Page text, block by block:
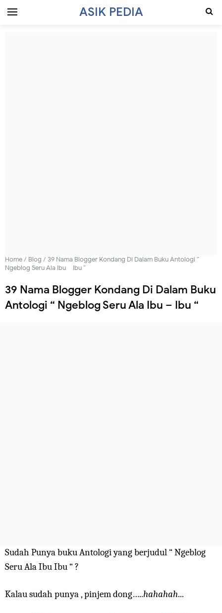
ASIK PEDIA
Home/ Blog / 39 Nama Blogger Kondang Di Dalam Buku Antologi “
Ngeblog Seru Ala Ibu – Ibu “
39 Nama Blogger Kondang Di Dalam Buku
Antologi “ Ngeblog Seru Ala Ibu – Ibu “
Sudah Punya buku Antologi yang berjudul “ Ngeblog
Seru Ala Ibu Ibu “ ?
Kalau sudah punya , pinjem dong…..hahahah...